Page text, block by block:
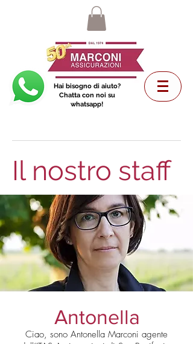
Hai bisogno di aiuto?
Chatta con noi su
whatsapp!
Il nostro staff
Antonella
Ciao, sono Antonella Marconi agente